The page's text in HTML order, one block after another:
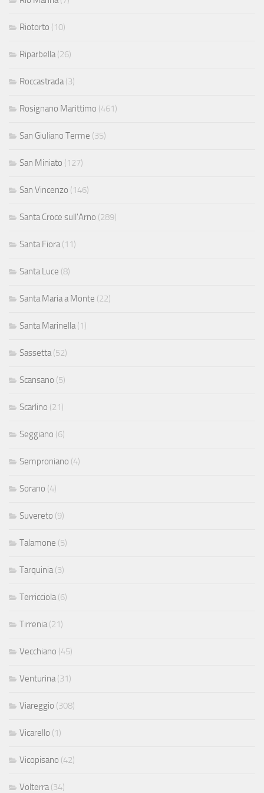
Riotorto (10)
Riparbella (26)
Roccastrada (3)
Rosignano Marittimo (461)
San Giuliano Terme (35)
San Miniato (127)
San Vincenzo (146)
Santa Croce sull'Arno (289)
Santa Fiora (11)
Santa Luce (8)
Santa Maria a Monte (22)
Santa Marinella (1)
Sassetta (52)
Scansano (5)
Scarlino (21)
Seggiano (6)
Semproniano (4)
Sorano (4)
Suvereto (9)
Talamone (5)
Tarquinia (3)
Terricciola (6)
Tirrenia (21)
Vecchiano (45)
Venturina (31)
Viareggio (308)
Vicarello (1)
Vicopisano (42)
Volterra (34)